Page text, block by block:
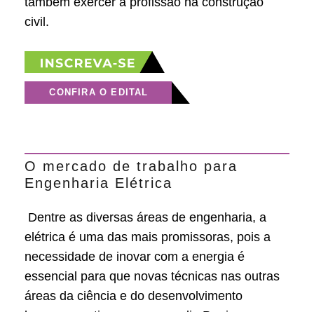
civil.
CONFIRA O EDITAL
O mercado de trabalho para
Engenharia Elétrica
Dentre as diversas áreas de engenharia, a
elétrica é uma das mais promissoras, pois a
necessidade de inovar com a energia é
essencial para que novas técnicas nas outras
áreas da ciência e do desenvolvimento